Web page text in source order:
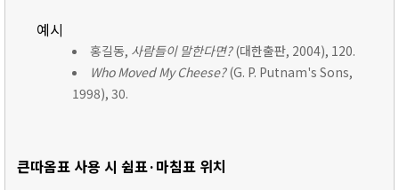
예시
홍길동, 사람들이 말한다면?(대한출판, 2004), 120.
Who Moved My Cheese?(G. P. Putnam's Sons,
1998), 30.
큰따옴표 사용 시 쉼표·마침표 위치